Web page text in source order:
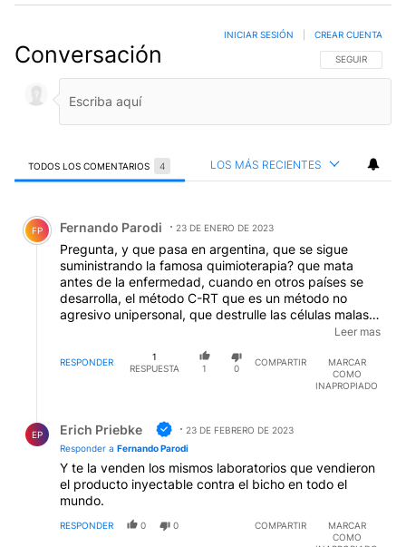
Conversación SIGA ESTA
SEGUIR
INICIAR SESIÓN CREAR CUENTA
TODOS LOS COMENTARIOS 4 LOS MÁS RECIENTES
Comentario de Fernando Parodi.
FP Fernando Parodi 23 DE ENERO DE 2023
Pregunta, y que pasa en argentina, que se sigue
suministrando la famosa quimioterapia? que mata
antes de la enfermedad, cuando en otros países se
desarrolla, el método C-RT que es un método no
agresivo unipersonal, que destrulle las células malas y
defienden las buenas, y le dieron varios premios, esta
avalado y comprobado en Inglaterra, Alemania
España en Chile, en Estados Unidos etc etc menos
aquí en Argentina que se sigue facturando con algo
mucha $$$$$$$$$$$$$?????
Leer mas
RESPONDER
1
RESPUESTA
1 0
COMPARTIR
MARCAR
COMO
INAPROPIADO
EP Erich Priebke
23 DE FEBRERO DE 2023
Responder a Fernando Parodi
Y te la venden los mismos laboratorios que vendieron
el producto inyectable contra el bicho en todo el
mundo.
RESPONDER 0 0 COMPARTIR
MARCAR
COMO